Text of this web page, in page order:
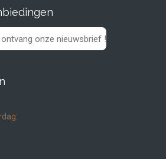
onze nieuwsbrief !